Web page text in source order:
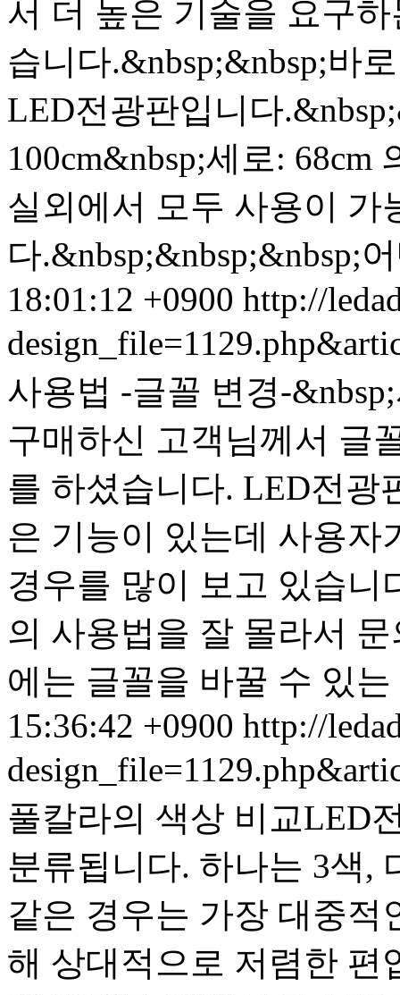
서 더 높은 기술을 요구
습니다.&nbsp;&nbsp;바
LED전광판입니다
100cm&nbsp;세로:
실외에서 모두 사용이 가
다.&nbsp;&nbsp;&nbsp;
18:01:12 +0900 http://
사용법 -글꼴 변경-
구매하신 고객님께서 글
를 하셨습니다. LED전광
은 기능이 있는데 사용자
경우를 많이 보고 있습니
의 사용법을 잘 몰라서
에는 글꼴을 바꿀 수 있는
15:36:42 +0900 http://
풀칼라의 색상 비교 LED
분류됩니다. 하나는 3색,
같은 경우는 가장 대중적
해 상대적으로 저렴한 편